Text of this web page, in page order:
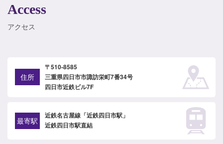
Access
アクセス
住所
〒510-8585
三重県四日市市諏訪栄町7番34号
四日市近鉄ビル7F
最寄駅
近鉄名古屋線「近鉄四日市駅」
近鉄四日市駅直結